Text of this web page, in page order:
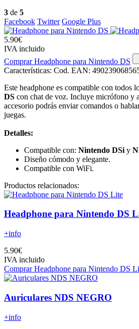
3 de 5
Facebook Twitter Google Plus
5.90€
IVA incluido
Comprar Headphone para Nintendo DS
Características: Cod. EAN:
Este headphone es compatible con todos
DS con chat de voz. Incluye micrófono y
accesorio podrás enviar comandos o
juegas.
Detalles:
Compatible con: Nintendo DSi y
Diseño cómodo y elegante.
Compatible con WiFi.
Productos relacionados:
Headphone para Nintendo DS
+info
5.90€
IVA incluido
Comprar Headphone para Nintendo DS
Auriculares NDS NEGRO
+info